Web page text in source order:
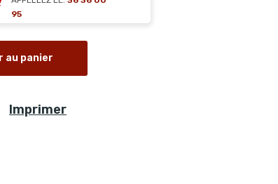
95
au panier
Imprimer